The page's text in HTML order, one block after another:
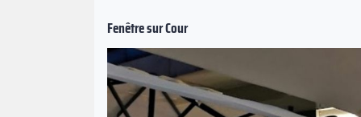
Fenêtre sur Cour